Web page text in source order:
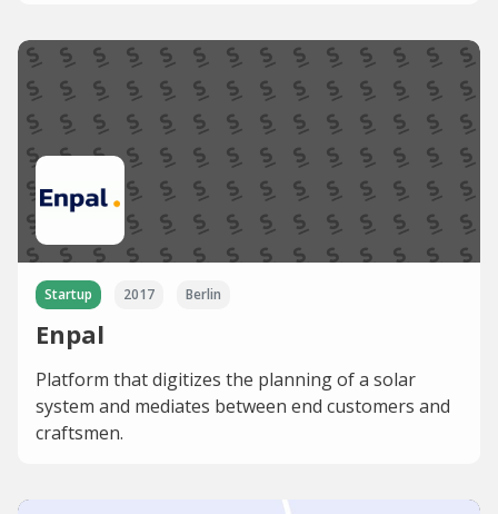
Startup 2017 Berlin
Enpal
Platform that digitizes the planning of a solar
system and mediates between end customers and
craftsmen.